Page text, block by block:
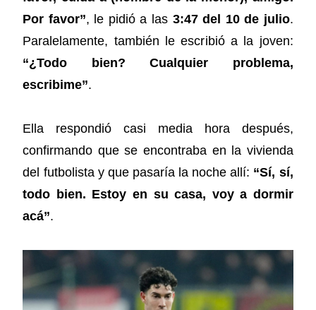
Por favor”, le pidió a las 3:47 del 10 de julio.
Paralelamente, también le escribió a la joven:
“¿Todo bien? Cualquier problema,
escribime”.
Ella respondió casi media hora después,
confirmando que se encontraba en la vivienda
del futbolista y que pasaría la noche allí: “Sí, sí,
todo bien. Estoy en su casa, voy a dormir
acá”.